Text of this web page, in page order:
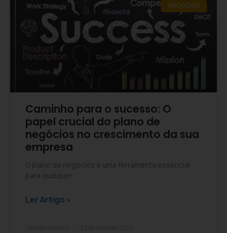
NEGÓCIOS
Caminho para o sucesso: O
papel crucial do plano de
negócios no crescimento da sua
empresa
O plano de negócios é uma ferramenta essencial
para qualquer
Ler Artigo »